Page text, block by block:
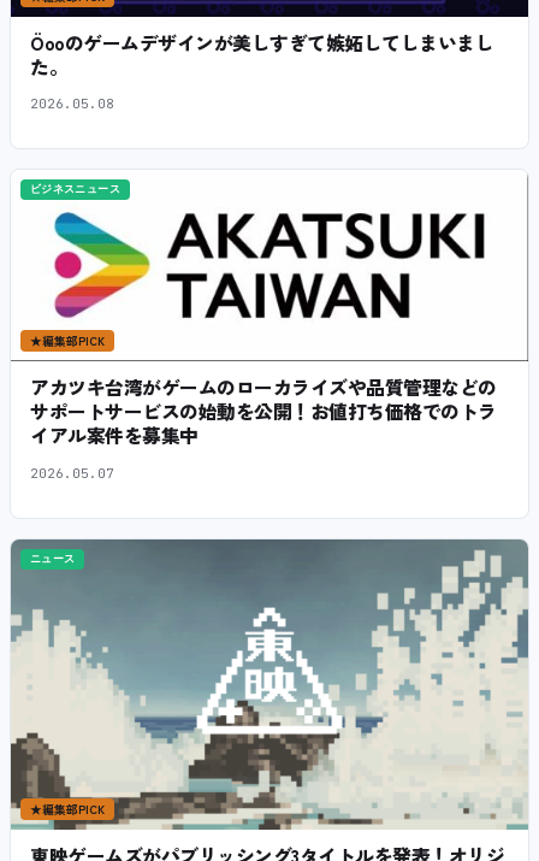
Öooのゲームデザインが美しすぎて嫉妬してしまいまし
た。
2026.05.08
ビジネスニュース
★編集部PICK
アカツキ台湾がゲームのローカライズや品質管理などの
サポートサービスの始動を公開！お値打ち価格でのトラ
イアル案件を募集中
2026.05.07
ニュース
★編集部PICK